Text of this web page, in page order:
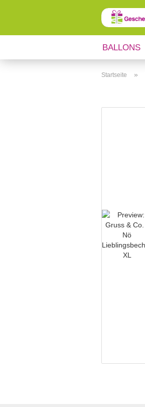
BALLONS
ANLÄSSE
Startseite »